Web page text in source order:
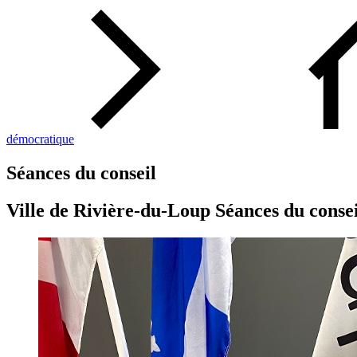
démocratique
Séances du conseil
Ville de Rivière-du-Loup Séances du